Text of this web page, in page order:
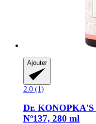
Ajouter
2.0 (1)
Dr. KONOPKA'S
Nº137, 280 ml